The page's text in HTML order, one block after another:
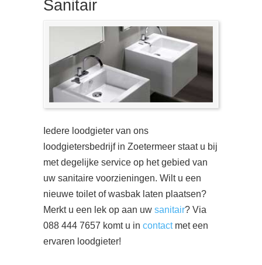
Sanitair
Iedere loodgieter van ons
loodgietersbedrijf in Zoetermeer staat u bij
met degelijke service op het gebied van
uw sanitaire voorzieningen. Wilt u een
nieuwe toilet of wasbak laten plaatsen?
Merkt u een lek op aan uw sanitair? Via
088 444 7657 komt u in contactmet een
ervaren loodgieter!